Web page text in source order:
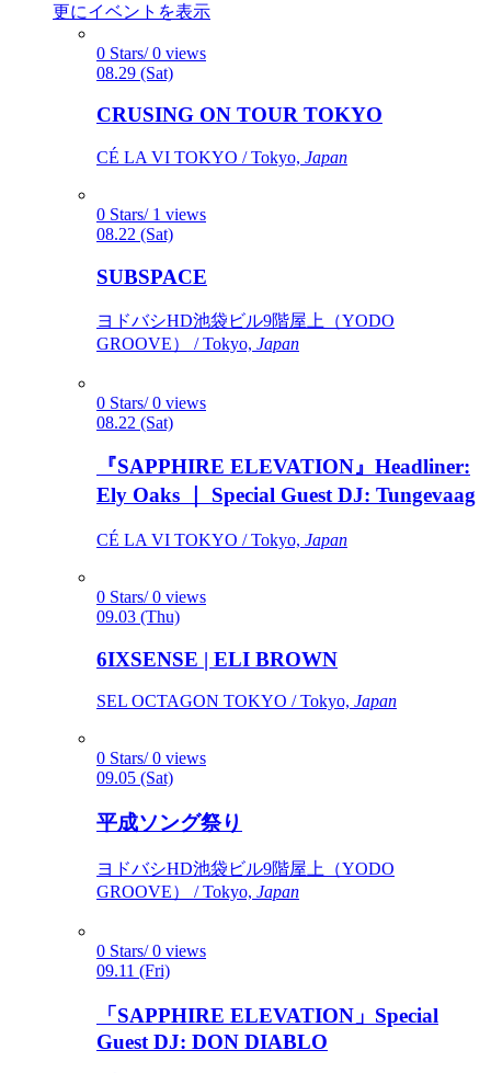
更にイベントを表示
0 Stars/ 0 views
08.29 (Sat)
CRUSING ON TOUR TOKYO
CÉ LA VI TOKYO / Tokyo, Japan
0 Stars/ 1 views
08.22 (Sat)
SUBSPACE
ヨドバシHD池袋ビル9階屋上（YODO
GROOVE） / Tokyo, Japan
0 Stars/ 0 views
08.22 (Sat)
『SAPPHIRE ELEVATION』Headliner:
Ely Oaks ｜ Special Guest DJ: Tungevaag
CÉ LA VI TOKYO / Tokyo, Japan
0 Stars/ 0 views
09.03 (Thu)
6IXSENSE | ELI BROWN
SEL OCTAGON TOKYO / Tokyo, Japan
0 Stars/ 0 views
09.05 (Sat)
平成ソング祭り
ヨドバシHD池袋ビル9階屋上（YODO
GROOVE） / Tokyo, Japan
0 Stars/ 0 views
09.11 (Fri)
「SAPPHIRE ELEVATION」Special
Guest DJ: DON DIABLO